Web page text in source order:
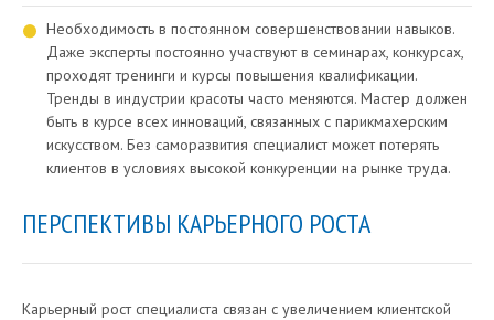
Необходимость в постоянном совершенствовании навыков.
Даже эксперты постоянно участвуют в семинарах, конкурсах,
проходят тренинги и курсы повышения квалификации.
Тренды в индустрии красоты часто меняются. Мастер должен
быть в курсе всех инноваций, связанных с парикмахерским
искусством. Без саморазвития специалист может потерять
клиентов в условиях высокой конкуренции на рынке труда.
ПЕРСПЕКТИВЫ КАРЬЕРНОГО РОСТА
Карьерный рост специалиста связан с увеличением клиентской